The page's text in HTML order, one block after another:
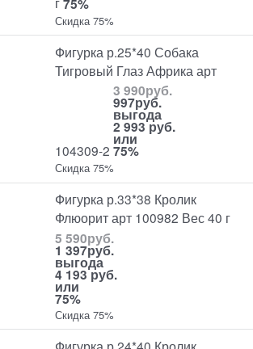
Скидка 75%
Фигурка р.25*40 Собака
Тигровый Глаз Африка арт
104309-2
3 990руб.
997руб.
выгода
2 993 руб.
или
75%
Скидка 75%
Фигурка р.33*38 Кролик
Флюорит арт 100982 Вес 40 г
5 590руб.
1 397руб.
выгода
4 193 руб.
или
75%
Скидка 75%